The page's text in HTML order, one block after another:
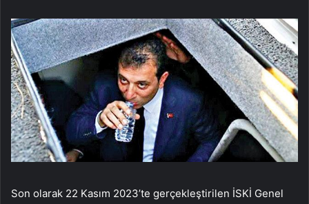
Son olarak 22 Kasım 2023’te gerçekleştirilen İSKİ Genel